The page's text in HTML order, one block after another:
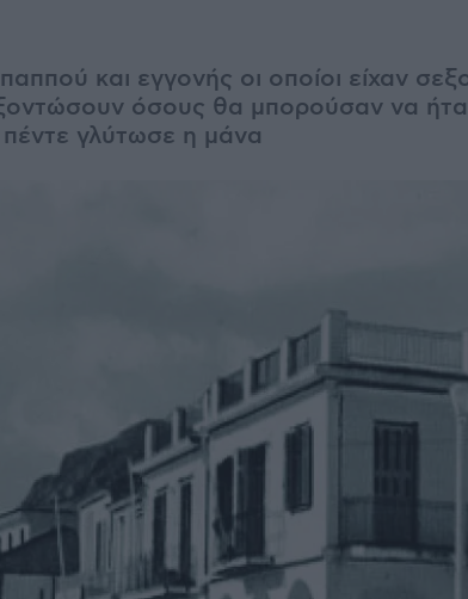
και εγγονής οι οποίοι είχαν
όσους θα μπορούσαν να
γλύτωσε η μάνα